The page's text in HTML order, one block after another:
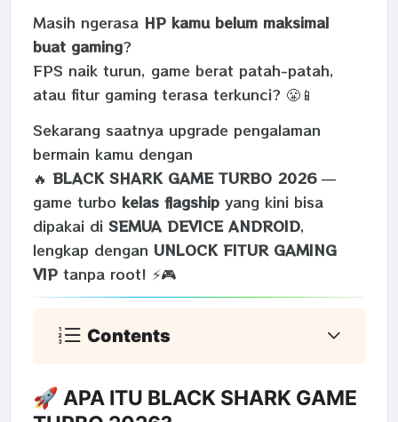
Masih ngerasa HP kamu belum maksimal
buat gaming?
FPS naik turun, game berat patah-patah,
atau fitur gaming terasa terkunci? 😤📱
Sekarang saatnya upgrade pengalaman
bermain kamu dengan
🔥 BLACK SHARK GAME TURBO 2026—
game turbo kelas flagshipyang kini bisa
dipakai di SEMUA DEVICE ANDROID,
lengkap dengan UNLOCK FITUR GAMING
VIPtanpa root! ⚡🎮
Contents
🚀 APA ITU BLACK SHARK GAME